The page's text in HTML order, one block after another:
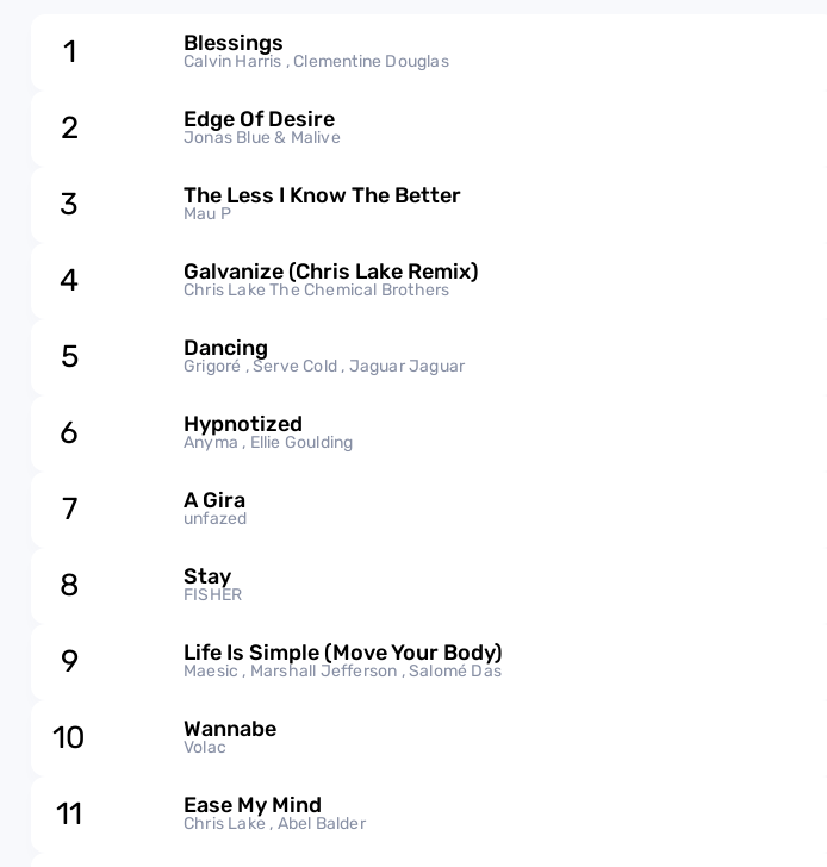
1 Blessings
Calvin Harris , Clementine Douglas
2 Edge Of Desire
Jonas Blue & Malive
3 The Less I Know The Better
Mau P
4 Galvanize (Chris Lake Remix)
Chris Lake The Chemical Brothers
5 Dancing
Grigoré , Serve Cold , Jaguar Jaguar
6 Hypnotized
Anyma , Ellie Goulding
7 A Gira
unfazed
8 Stay
FISHER
9 Life Is Simple (Move Your Body)
Maesic , Marshall Jefferson , Salomé Das
10 Wannabe
Volac
11 Ease My Mind
Chris Lake , Abel Balder